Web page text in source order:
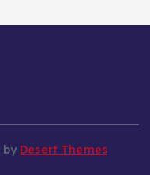
by Desert Themes